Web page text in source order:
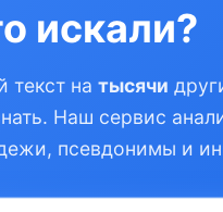
искали?
текст на тысячи
Наш сервис
псевдонимы и